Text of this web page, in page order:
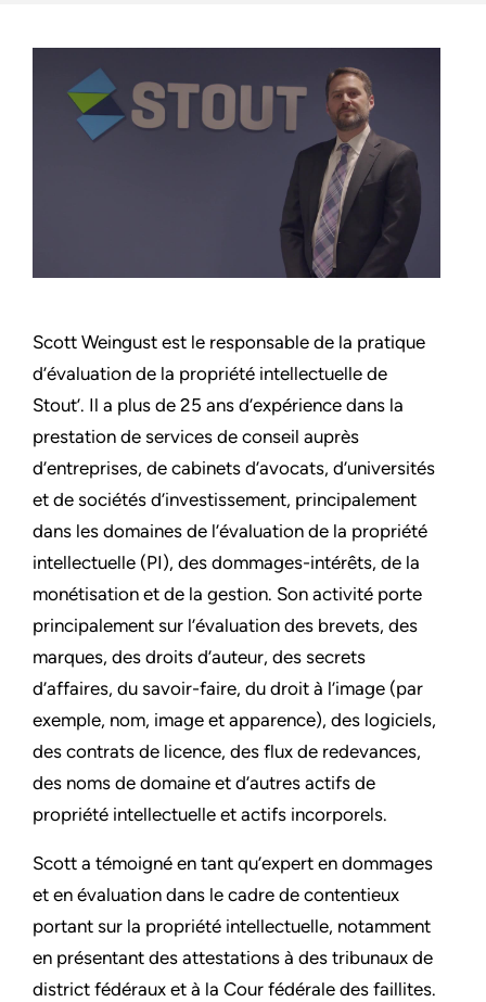
Scott Weingust est le responsable de la pratique
d’évaluation de la propriété intellectuelle de
Stout’. Il a plus de 25 ans d’expérience dans la
prestation de services de conseil auprès
d’entreprises, de cabinets d’avocats, d’universités
et de sociétés d’investissement, principalement
dans les domaines de l’évaluation de la propriété
intellectuelle (PI), des dommages-intérêts, de la
monétisation et de la gestion. Son activité porte
principalement sur l’évaluation des brevets, des
marques, des droits d’auteur, des secrets
d’affaires, du savoir-faire, du droit à l’image (par
exemple, nom, image et apparence), des logiciels,
des contrats de licence, des flux de redevances,
des noms de domaine et d’autres actifs de
propriété intellectuelle et actifs incorporels.
Scott a témoigné en tant qu’expert en dommages
et en évaluation dans le cadre de contentieux
portant sur la propriété intellectuelle, notamment
en présentant des attestations à des tribunaux de
district fédéraux et à la Cour fédérale des faillites.